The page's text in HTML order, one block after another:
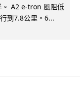
。 A2 e-tron 風阻低
到7.8公里。6...